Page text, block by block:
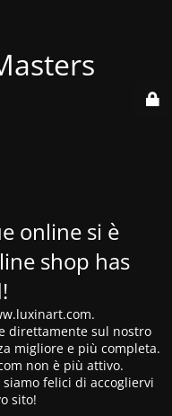
online si è
shop has
direttamente sul nostro
migliore e più completa.
non è più attivo.
felici di accogliervi
sito!